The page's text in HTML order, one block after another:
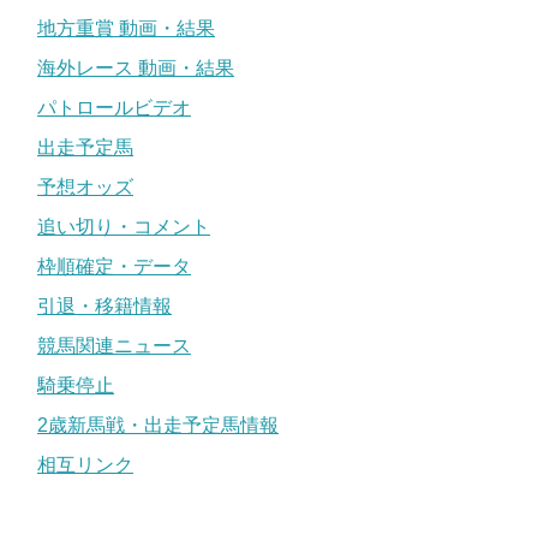
地方重賞 動画・結果
海外レース 動画・結果
パトロールビデオ
出走予定馬
予想オッズ
追い切り・コメント
枠順確定・データ
引退・移籍情報
競馬関連ニュース
騎乗停止
2歳新馬戦・出走予定馬情報
相互リンク